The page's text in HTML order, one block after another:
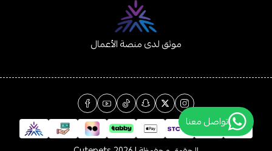
موثق لدى منصة الأعمال
تواصل معنا